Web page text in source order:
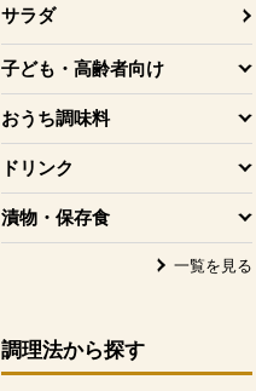
サラダ
子ども・高齢者向け
を開く
おうち調味料
を開く
ドリンク
を開く
漬物・保存食
を開く
一覧を見る
調理法から探す